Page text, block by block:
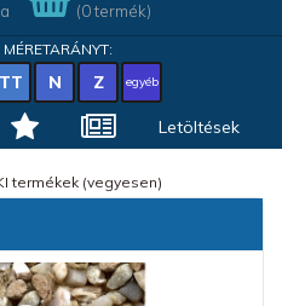
(0 termék)
TT N Z egyéb
Letöltések
termékek (vegyesen)